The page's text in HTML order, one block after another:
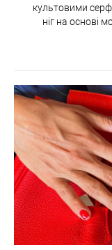
культовими
ніг на основі